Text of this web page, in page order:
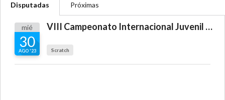
Disputadas Próximas
mié
30
AGO '23
VIII Campeonato Internacional Juvenil Noroeste Península Ibérica
Scratch